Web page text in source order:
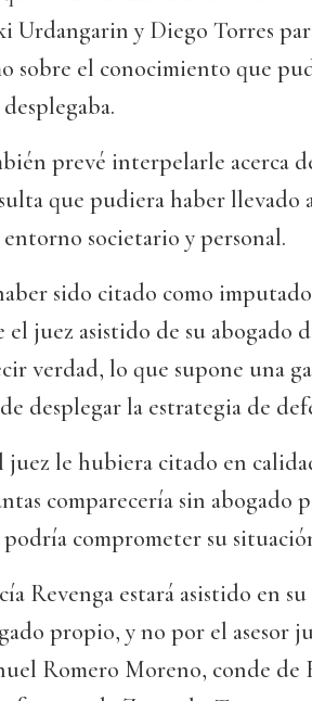
Urdangarin y Diego Torres
sobre el conocimiento que
prevé interpelarle acerca
que pudiera haber llevado
entorno societario y personal.
sido citado como
el juez asistido de su abogado
verdad, lo que supone una
desplegar la estrategia de
juez le hubiera citado en
comparecería sin abogado
comprometer su
Revenga estará asistido en
propio, y no por el asesor
Romero Moreno, conde de